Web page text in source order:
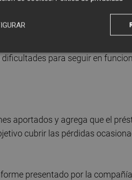
a que debe sujetarse la ayuda
del asesor financiero
la compañía no podría
para seguir en
aportados y agrega que el
cubrir las pérdidas
presentado por la